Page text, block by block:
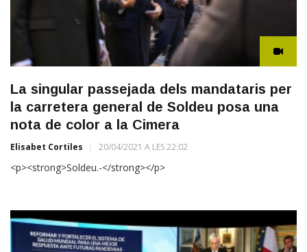
La singular passejada dels mandataris per
la carretera general de Soldeu posa una
nota de color a la Cimera
Elisabet Cortiles 20/04/2021 A LES 22:02
<p><strong>Soldeu.-</strong></p>